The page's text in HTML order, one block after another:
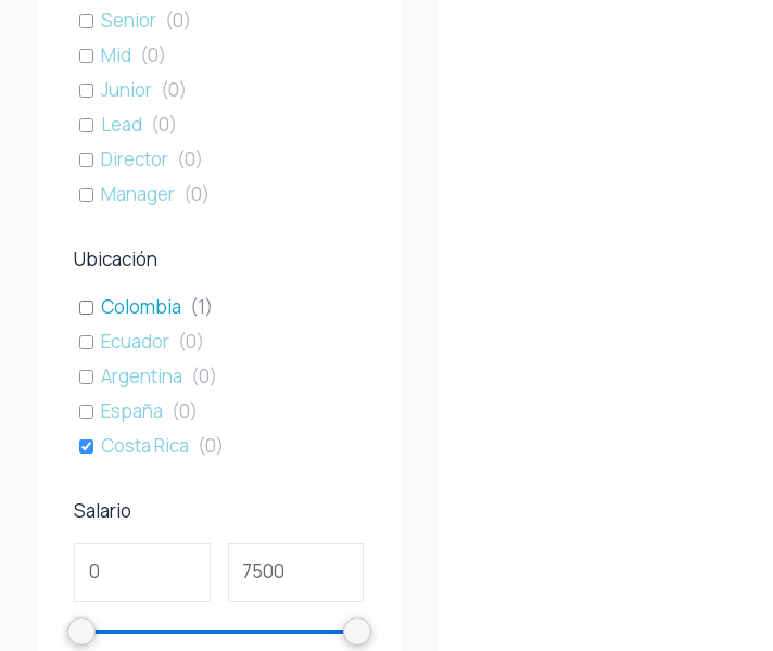
Senior (0)
Mid (0)
Junior (0)
Lead (0)
Director (0)
Manager (0)
Ubicación
Colombia (1)
Ecuador (0)
Argentina (0)
España (0)
Costa Rica (0)
Salario